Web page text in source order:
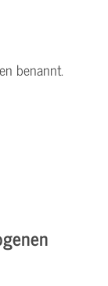
benannt.